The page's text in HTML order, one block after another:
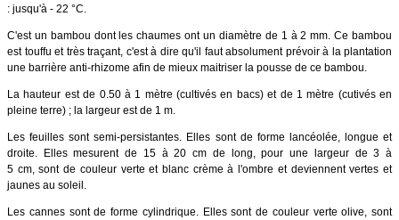
: jusqu'à - 22 °C.
C'est un bambou dont les chaumes ont un diamètre de 1 à 2 mm. Ce bambou
est touffu et très traçant, c'est à dire qu'il faut absolument prévoir à la plantation
une barrière anti-rhizome afin de mieux maitriser la pousse de ce bambou.
La hauteur est de 0.50 à 1 mètre (cultivés en bacs) et de 1 mètre (cutivés en
pleine terre) ; la largeur est de 1 m.
Les feuilles sont semi-persistantes. Elles sont de forme lancéolée, longue et
droite. Elles mesurent de 15 à 20 cm de long, pour une largeur de 3 à
5 cm, sont de couleur verte et blanc crème à l'ombre et deviennent vertes et
jaunes au soleil.
Les cannes sont de forme cylindrique. Elles sont de couleur verte olive, sont